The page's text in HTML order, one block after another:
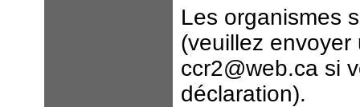
Les organismes
(veuillez
ccr2@web.ca si
déclaration).